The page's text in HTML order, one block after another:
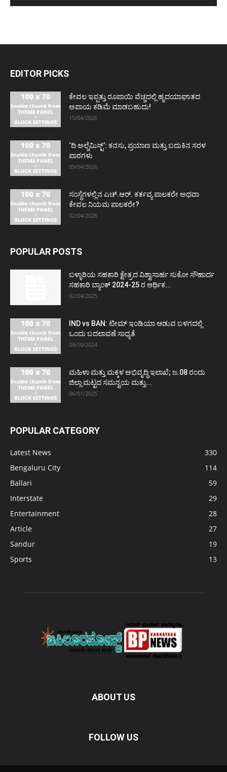
EDITOR PICKS
ಕೇವಲ ಇಪ್ಪತ್ತು ರೂಪಾಯಿ ವೆಚ್ಚದಲ್ಲಿ ಹೃದಯಾಘಾತದ
ಅಪಾಯ ಕಡಿಮೆ ಮಾಡಬಹುದು!
15/04/2026
‘ದಿ ಅಲ್ಚೆಮಿಸ್ಟ್’: ಕನಸು, ಪ್ರಯಾಣ ಮತ್ತು ಬದುಕಿನ ಸರಳ
ಪಾಠಗಳು
09/04/2026
ಸಂಸ್ಥೆಗಳಲ್ಲಿನ ಎಚ್.ಆರ್. ಕರ್ತವ್ಯ ಪಾಲಕರೇ ಅಥವಾ
ಕೇವಲ ನಿಯಮ ಪಾಲಕರೇ?
02/04/2026
POPULAR POSTS
ಬಳ್ಳಾರಿಯ ಸಹಕಾರಿ ಕ್ಷೇತ್ರದ ವಿಶ್ವಾಸಾರ್ಹ ಸುಕೋ ಸೌಹಾರ್ದ
ಸಹಕಾರಿ ಬ್ಯಾಂಕ್ 2024-25 ರ ಆರ್ಥಿಕ...
02/04/2025
IND vs BAN: ಟೀಮ್ ಇಂಡಿಯಾ ಆಡುವ ಬಳಗದಲ್ಲಿ
ಒಂದು ಬದಲಾವಣೆ ಸಾಧ್ಯತೆ
09/10/2024
ಮಹಿಳಾ ಮತ್ತು ಮಕ್ಕಳ ಅಭಿವೃದ್ಧಿ ಇಲಾಖೆ; ಜ.08 ರಂದು
ಜಿಲ್ಲಾ ಮಟ್ಟದ ಸಮನ್ವಯ ಮತ್ತು...
06/01/2025
POPULAR CATEGORY
Latest News
330
Bengaluru City
114
Ballari
59
Interstate
29
Entertainment
28
Article
27
Sandur
19
Sports
13
ABOUT US
FOLLOW US